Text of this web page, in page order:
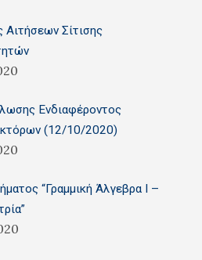
Σίτισης
Ενδιαφέροντος
(12/10/2020)
“Γραμμική Άλγεβρα Ι –